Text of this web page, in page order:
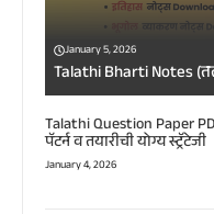
January 5, 2026
Talathi Bharti Notes
Talathi Question Paper
पॅटर्न व तयारीची योग्य स्ट्रॅटेजी
January 4, 2026